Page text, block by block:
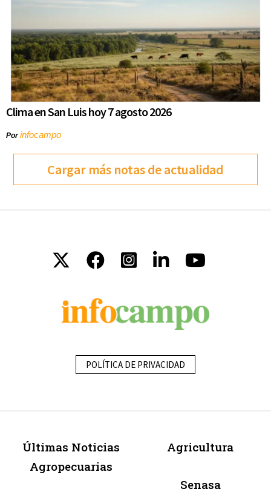
Clima en San Luis hoy 7 agosto 2026
Porinfocampo
Cargar más notas de actualidad
POLÍTICA DE PRIVACIDAD
Últimas Noticias
Agropecuarias
Agricultura
Senasa